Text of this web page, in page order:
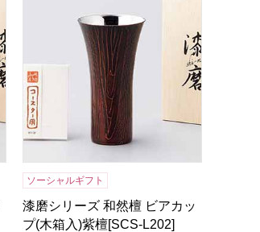
ソーシャルギフト
漆磨シリーズ 和然檀 ビアカッ
プ(木箱入)紫檀[SCS-L202]